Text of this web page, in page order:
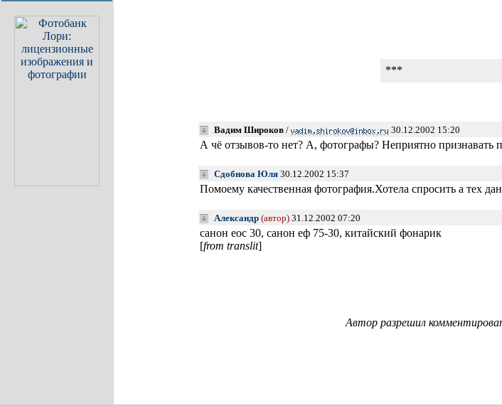
***
Вадим Широков/ 30.12.2002 15:20
А чё отзывов-то нет? А, фотографы? Неприятно признавать
Сдобнова Юля30.12.2002 15:37
Помоему качественная фотография.Хотела спросить а тех
Александр (автор)31.12.2002 07:20
санон еос 30, санон еф 75-30, китайский фонарик
[from translit]
Автор разрешил